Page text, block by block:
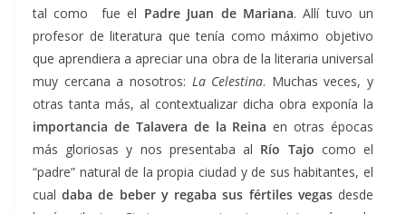
tal como fue el Padre Juan de Mariana. Allí tuvo un
profesor de literatura que tenía como máximo objetivo
que aprendiera a apreciar una obra de la literaria universal
muy cercana a nosotros: La Celestina. Muchas veces, y
otras tanta más, al contextualizar dicha obra exponía la
importancia de Talavera de la Reina en otras épocas
más gloriosas y nos presentaba al Río Tajo como el
“padre” natural de la propia ciudad y de sus habitantes, el
cualdaba de beber y regaba sus fértiles vegasdesde